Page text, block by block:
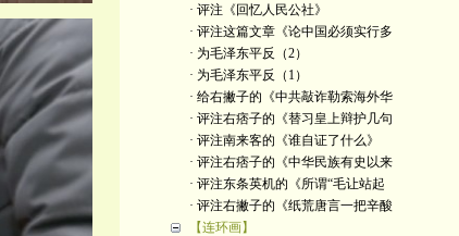
· 评注《回忆人民公社》
· 评注这篇文章《论中国必须实行多
· 为毛泽东平反（2）
· 为毛泽东平反（1）
· 给右撇子的《中共敲诈勒索海外华
· 评注右痞子的《替习皇上辩护几句
· 评注南来客的《谁自证了什么》
· 评注右痞子的《中华民族有史以来
· 评注东条英机的《所谓“毛让站起
· 评注右撇子的《纸荒唐言一把辛酸
【连环画】